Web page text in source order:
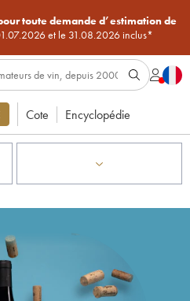
toute demande d’estimation de
et le 31.08.2026 inclus*
Cote Encyclopédie